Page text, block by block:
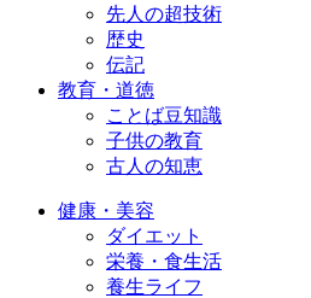
先人の超技術
歴史
伝記
教育・道徳
ことば豆知識
子供の教育
古人の知恵
健康・美容
ダイエット
栄養・食生活
養生ライフ